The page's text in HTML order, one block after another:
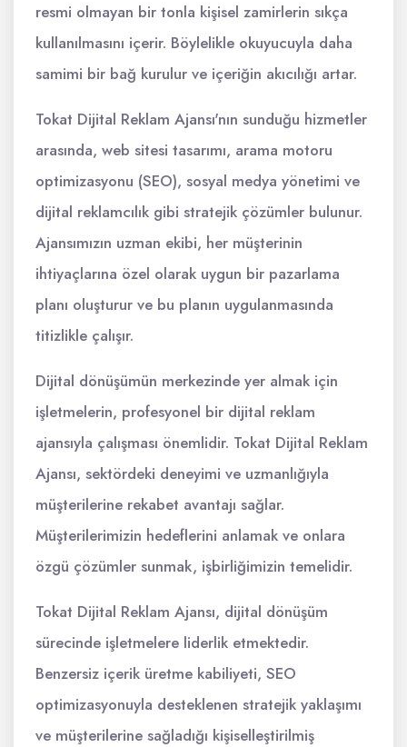
resmi olmayan bir tonla kişisel zamirlerin sıkça
kullanılmasını içerir. Böylelikle okuyucuyla daha
samimi bir bağ kurulur ve içeriğin akıcılığı artar.
Tokat Dijital Reklam Ajansı'nın sunduğu hizmetler
arasında, web sitesi tasarımı, arama motoru
optimizasyonu (SEO), sosyal medya yönetimi ve
dijital reklamcılık gibi stratejik çözümler bulunur.
Ajansımızın uzman ekibi, her müşterinin
ihtiyaçlarına özel olarak uygun bir pazarlama
planı oluşturur ve bu planın uygulanmasında
titizlikle çalışır.
Dijital dönüşümün merkezinde yer almak için
işletmelerin, profesyonel bir dijital reklam
ajansıyla çalışması önemlidir. Tokat Dijital Reklam
Ajansı, sektördeki deneyimi ve uzmanlığıyla
müşterilerine rekabet avantajı sağlar.
Müşterilerimizin hedeflerini anlamak ve onlara
özgü çözümler sunmak, işbirliğimizin temelidir.
Tokat Dijital Reklam Ajansı, dijital dönüşüm
sürecinde işletmelere liderlik etmektedir.
Benzersiz içerik üretme kabiliyeti, SEO
optimizasyonuyla desteklenen stratejik yaklaşımı
ve müşterilerine sağladığı kişiselleştirilmiş